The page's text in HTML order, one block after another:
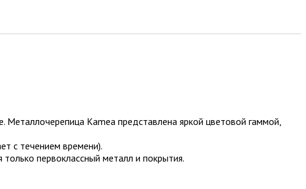
Kamea представлена яркой цветовой гаммой,
с течением времени).
первоклассный металл и покрытия.